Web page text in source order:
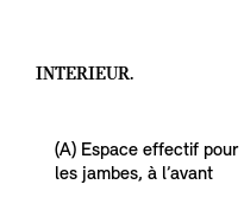
INTERIEUR.
(A) Espace effectif pour
les jambes, à l’avant